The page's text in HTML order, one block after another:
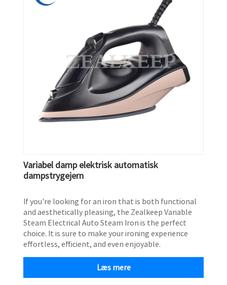
Variabel damp elektrisk automatisk
dampstrygejern
If you're looking for an iron that is both functional
and aesthetically pleasing, the Zealkeep Variable
Steam Electrical Auto Steam Iron is the perfect
choice. It is sure to make your ironing experience
effortless, efficient, and even enjoyable.
Læs mere